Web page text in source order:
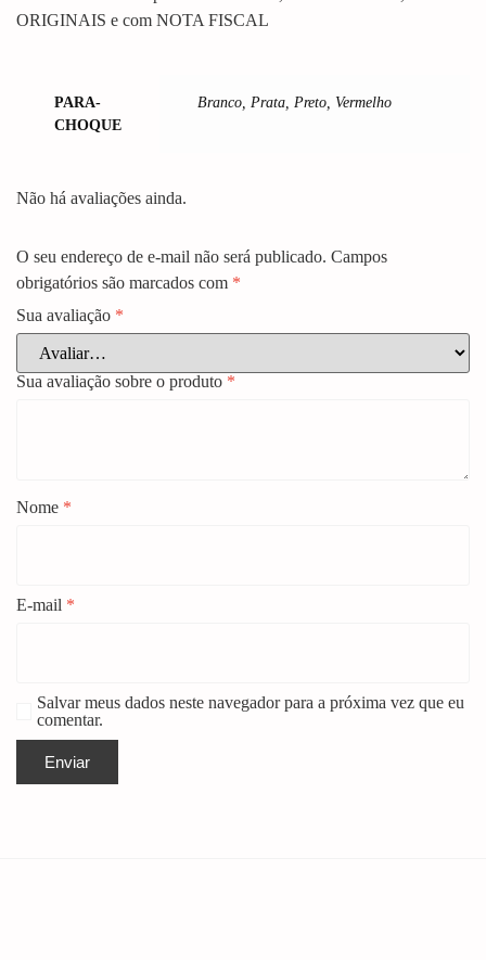
ORIGINAIS e com NOTA FISCAL
PARA-
CHOQUE
Branco, Prata, Preto, Vermelho
Não há avaliações ainda.
O seu endereço de e-mail não será publicado. Campos
obrigatórios são marcados com *
Sua avaliação *
Sua avaliação sobre o produto *
Nome *
E-mail *
Salvar meus dados neste navegador para a próxima vez que eu
comentar.